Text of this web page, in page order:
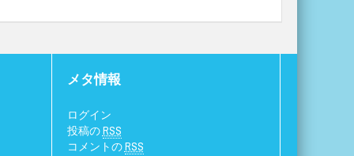
メタ情報
ログイン
投稿のRSS
コメントのRSS